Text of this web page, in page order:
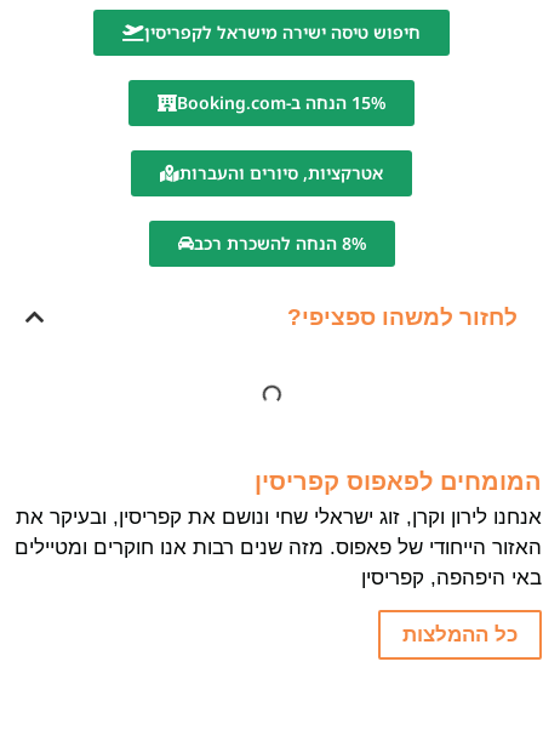
חיפוש טיסה ישירה מישראל לקפריסין
15% הנחה ב-Booking.com
אטרקציות, סיורים והעברות
8% הנחה להשכרת רכב
לחזור למשהו ספציפי?
המומחים לפאפוס קפריסין
אנחנו לירון וקרן, זוג ישראלי שחי ונושם את קפריסין, ובעיקר את
האזור הייחודי של פאפוס. מזה שנים רבות אנו חוקרים ומטיילים
באי היפהפה, קפריסין
כל ההמלצות